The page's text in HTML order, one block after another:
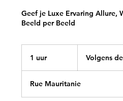
Geef je Luxe Ervaring Allure,
Beeld per Beeld
1 uur1
gekoze
Volgens
Rue Mauritanie